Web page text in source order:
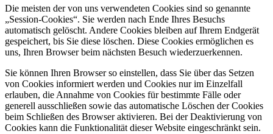
Die meisten der von uns verwendeten Cookies sind so genannte
„Session-Cookies“. Sie werden nach Ende Ihres Besuchs
automatisch gelöscht. Andere Cookies bleiben auf Ihrem Endgerät
gespeichert, bis Sie diese löschen. Diese Cookies ermöglichen es
uns, Ihren Browser beim nächsten Besuch wiederzuerkennen.
Sie können Ihren Browser so einstellen, dass Sie über das Setzen
von Cookies informiert werden und Cookies nur im Einzelfall
erlauben, die Annahme von Cookies für bestimmte Fälle oder
generell ausschließen sowie das automatische Löschen der Cookies
beim Schließen des Browser aktivieren. Bei der Deaktivierung von
Cookies kann die Funktionalität dieser Website eingeschränkt sein.